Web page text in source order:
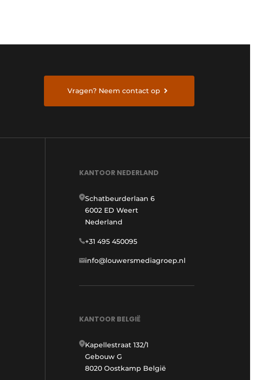
Vragen? Neem contact op
KANTOOR NEDERLAND
Schatbeurderlaan 6
6002 ED Weert
Nederland
+31 495 450095
info@louwersmediagroep.nl
KANTOOR BELGIË
Kapellestraat 132/1
Gebouw G
8020 Oostkamp België